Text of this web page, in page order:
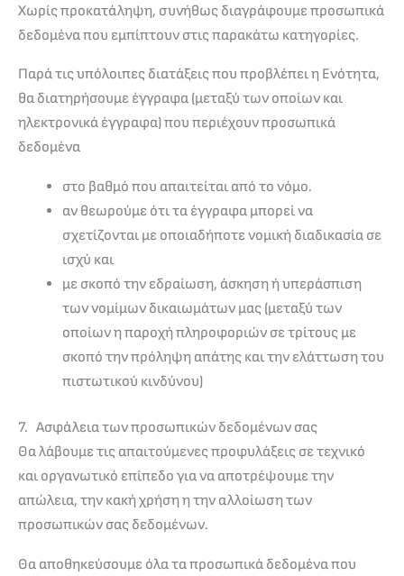
Χωρίς προκατάληψη, συνήθως διαγράφουμε προσωπικά
δεδομένα που εμπίπτουν στις παρακάτω κατηγορίες.
Παρά τις υπόλοιπες διατάξεις που προβλέπει η Ενότητα,
θα διατηρήσουμε έγγραφα (μεταξύ των οποίων και
ηλεκτρονικά έγγραφα) που περιέχουν προσωπικά
δεδομένα
στο βαθμό που απαιτείται από το νόμο.
αν θεωρούμε ότι τα έγγραφα μπορεί να
σχετίζονται με οποιαδήποτε νομική διαδικασία σε
ισχύ και
με σκοπό την εδραίωση, άσκηση ή υπεράσπιση
των νομίμων δικαιωμάτων μας (μεταξύ των
οποίων η παροχή πληροφοριών σε τρίτους με
σκοπό την πρόληψη απάτης και την ελάττωση του
πιστωτικού κινδύνου)
7. Ασφάλεια των προσωπικών δεδομένων σας
Θα λάβουμε τις απαιτούμενες προφυλάξεις σε τεχνικό
και οργανωτικό επίπεδο για να αποτρέψουμε την
απώλεια, την κακή χρήση η την αλλοίωση των
προσωπικών σας δεδομένων.
Θα αποθηκεύσουμε όλα τα προσωπικά δεδομένα που